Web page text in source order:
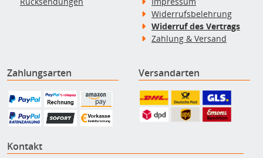
Widerrufsbelehrung
Widerruf des Vertrags
Zahlung & Versand
Zahlungsarten Versandarten
Kontakt